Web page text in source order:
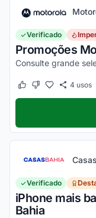
Verificado
Promoções
Este cupom
Este cupom não
4 usos
Verificado
iPhone mais
Bahia